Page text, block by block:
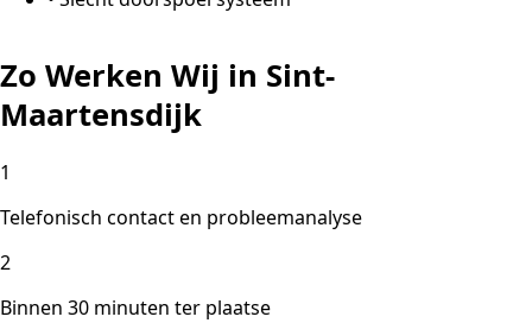
Zo Werken Wij in Sint-
Maartensdijk
1
Telefonisch contact en probleemanalyse
2
Binnen 30 minuten ter plaatse